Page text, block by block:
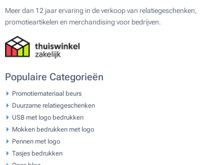
Meer dan 12 jaar ervaring in de verkoop van relatiegeschenken,
promotieartikelen en merchandising voor bedrijven.
Populaire Categorieën
Promotiemateriaal beurs
Duurzame relatiegeschenken
USB met logo bedrukken
Mokken bedrukken met logo
Pennen met logo
Tasjes bedrukken